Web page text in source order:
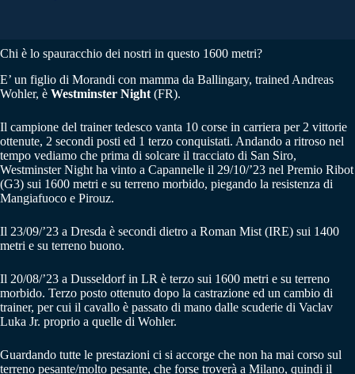
Chi è lo spauracchio dei nostri in questo 1600 metri?
E’ un figlio di Morandi con mamma da Ballingary, trained Andreas
Wohler, è Westminster Night (FR).
Il campione del trainer tedesco vanta 10 corse in carriera per 2 vittorie
ottenute, 2 secondi posti ed 1 terzo conquistati. Andando a ritroso nel
tempo vediamo che prima di solcare il tracciato di San Siro,
Westminster Night ha vinto a Capannelle il 29/10/’23 nel Premio Ribot
(G3) sui 1600 metri e su terreno morbido, piegando la resistenza di
Mangiafuoco e Pirouz.
Il 23/09/’23 a Dresda è secondi dietro a Roman Mist (IRE) sui 1400
metri e su terreno buono.
Il 20/08/’23 a Dusseldorf in LR è terzo sui 1600 metri e su terreno
morbido. Terzo posto ottenuto dopo la castrazione ed un cambio di
trainer, per cui il cavallo è passato di mano dalle scuderie di Vaclav
Luka Jr. proprio a quelle di Wohler.
Guardando tutte le prestazioni ci si accorge che non ha mai corso sul
terreno pesante/molto pesante, che forse troverà a Milano, quindi il